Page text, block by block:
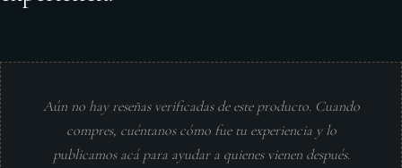
Aún no hay reseñas verificadas de este producto. Cuando
compres, cuéntanos cómo fue tu experiencia y lo
publicamos acá para ayudar a quienes vienen después.